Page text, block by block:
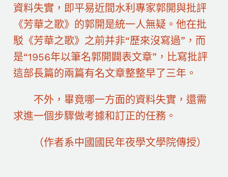
資料失實，即平易近間水利專家郭開與批評
《芳華之歌》的郭開是統一人無疑。他在批
駁《芳華之歌》之前并非“歷來沒寫過”，而
是“1956年以筆名郭開闢表文章”，比寫批評
這部長篇的兩篇有名文章整整早了三年。
不外，畢竟哪一方面的資料失實，還需
求進一個步驟做考據和訂正的任務。
（作者系中國國民年夜學文學院傳授）